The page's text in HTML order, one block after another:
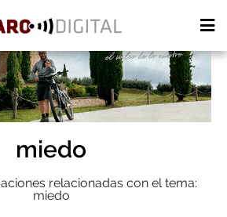
miedo
relacionadas con el tema:
miedo